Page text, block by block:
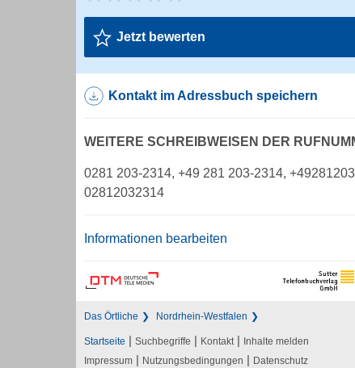
Jetzt bewerten
Kontakt im Adressbuch speichern
WEITERE SCHREIBWEISEN DER
0281 203-2314, +49 281 203-2314,
02812032314
Informationen bearbeiten
Das Örtliche Nordrhein-Westfalen
Startseite | Suchbegriffe | Kontakt | Inhalte melden
Impressum | Nutzungsbedingungen | Datenschutz